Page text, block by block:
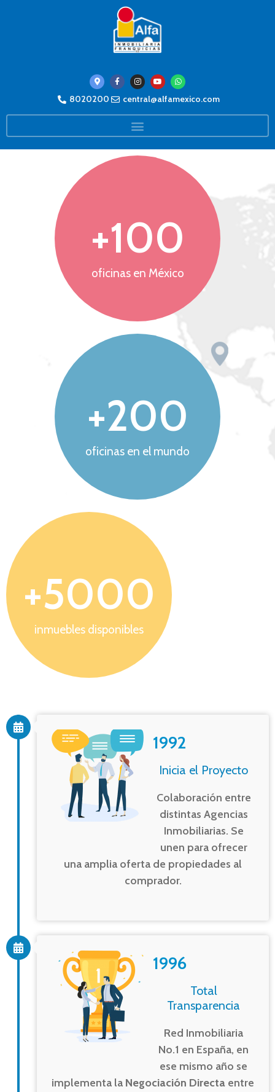
8020200 central@alfamexico.com
oficinas en México
+100
oficinas en el mundo
+200
inmuebles disponibles
+5000
1992
Inicia el Proyecto
Colaboración entre
distintas Agencias
Inmobiliarias. Se
unen para ofrecer
una amplia oferta de propiedades al
comprador.
1996
Total
Transparencia
Red Inmobiliaria
No.1 en España, en
ese mismo año se
implementa la Negociación Directa entre